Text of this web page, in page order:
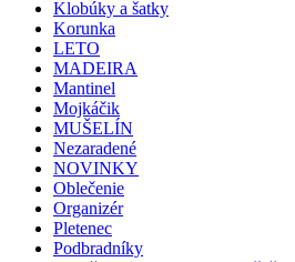
Klobúky a šatky
Korunka
LETO
MADEIRA
Mantinel
Mojkáčik
MUŠELÍN
Nezaradené
NOVINKY
Oblečenie
Organizér
Pletenec
Podbradníky